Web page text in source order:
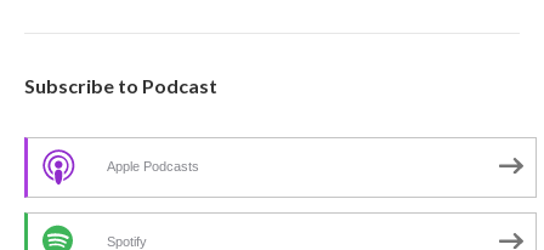
Subscribe to Podcast
Apple Podcasts
Spotify